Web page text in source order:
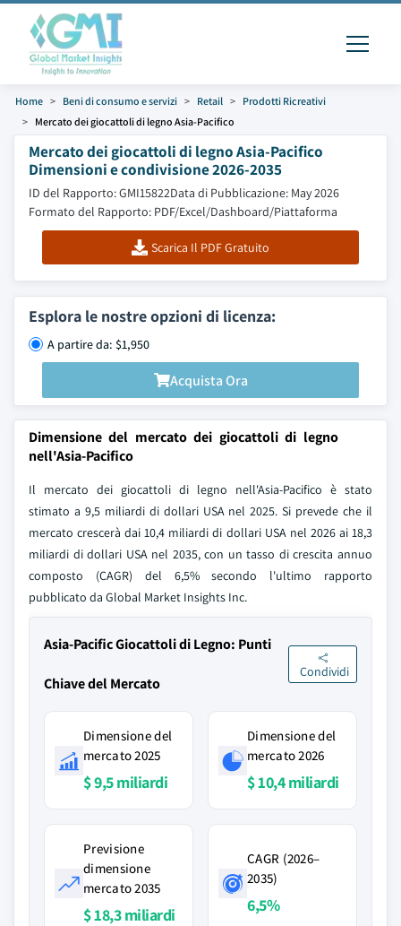
Home Beni di consumo e servizi Retail
Prodotti Ricreativi
Mercato dei giocattoli di legno Asia-Pacifico
Mercato dei giocattoli di legno Asia-Pacifico
Dimensioni e condivisione 2026-2035
ID del Rapporto: GMI15822Data di Pubblicazione: May 2026
Formato del Rapporto: PDF/Excel/Dashboard/Piattaforma
Scarica Il PDF Gratuito
Esplora le nostre opzioni di licenza:
A partire da: $1,950
Acquista Ora
Dimensione del mercato dei giocattoli di legno
nell'Asia-Pacifico
Il mercato dei giocattoli di legno nell'Asia-Pacifico è stato
stimato a 9,5 miliardi di dollari USA nel 2025. Si prevede che il
mercato crescerà dai 10,4 miliardi di dollari USA nel 2026 ai 18,3
miliardi di dollari USA nel 2035, con un tasso di crescita annuo
composto (CAGR) del 6,5% secondo l'ultimo rapporto
pubblicato da Global Market Insights Inc.
Asia-Pacific Giocattoli di Legno: Punti
Chiave del Mercato
Condividi
Dimensione del
mercato 2025
$ 9,5 miliardi
Dimensione del
mercato 2026
$ 10,4 miliardi
Previsione
dimensione
mercato 2035
$ 18,3 miliardi
CAGR (2026–
2035)
6,5%